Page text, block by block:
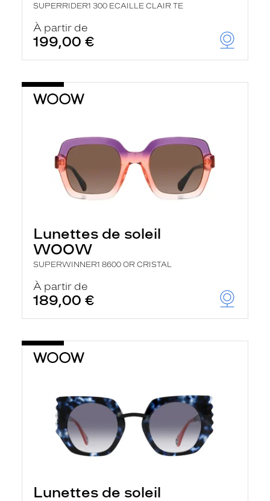
SUPERRIDER1 300 ECAILLE CLAIR TE
À partir de
199,00 €
Lunettes de soleil
WOOW
SUPERWINNER1 8600 OR CRISTAL
À partir de
189,00 €
Lunettes de soleil